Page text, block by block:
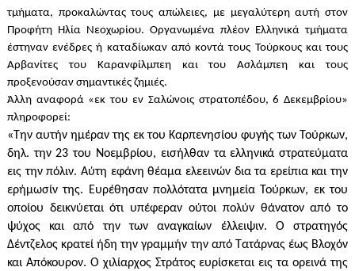
τμήματα, προκαλώντας τους απώλειες, με μεγαλύτερη αυτή στον
Προφήτη Ηλία Νεοχωρίου. Οργανωμένα πλέον Ελληνικά τμήματα
έστηναν ενέδρες ή καταδίωκαν από κοντά τους Τούρκους και τους
Αρβανίτες του Καρανφίλμπεη και του Ασλάμπεη και τους
προξενούσαν σημαντικές ζημιές.
Άλλη αναφορά «εκ του εν Σαλώνοις στρατοπέδου, 6 Δεκεμβρίου»
πληροφορεί:
«Την αυτήν ημέραν της εκ του Καρπενησίου φυγής των Τούρκων,
δηλ. την 23 του Νοεμβρίου, εισήλθαν τα ελληνικά στρατεύματα
εις την πόλιν. Αύτη εφάνη θέαμα ελεεινών δια τα ερείπια και την
ερήμωσίν της. Ευρέθησαν πολλότατα μνημεία Τούρκων, εκ του
οποίου δεικνύεται ότι υπέφεραν ούτοι πολύν θάνατον από το
ψύχος και από την των αναγκαίων έλλειψιν. Ο στρατηγός
Δέντζελος κρατεί ήδη την γραμμήν την από Τατάρνας έως Βλοχόν
και Απόκουρον. Ο χιλίαρχος Στράτος ευρίσκεται εις τα ορεινά της